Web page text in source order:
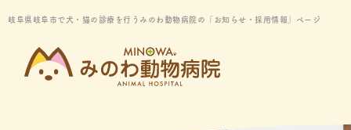
岐阜県岐阜市で犬・猫の診療を行うみのわ動物病院の「お知らせ・採用情報」ページ